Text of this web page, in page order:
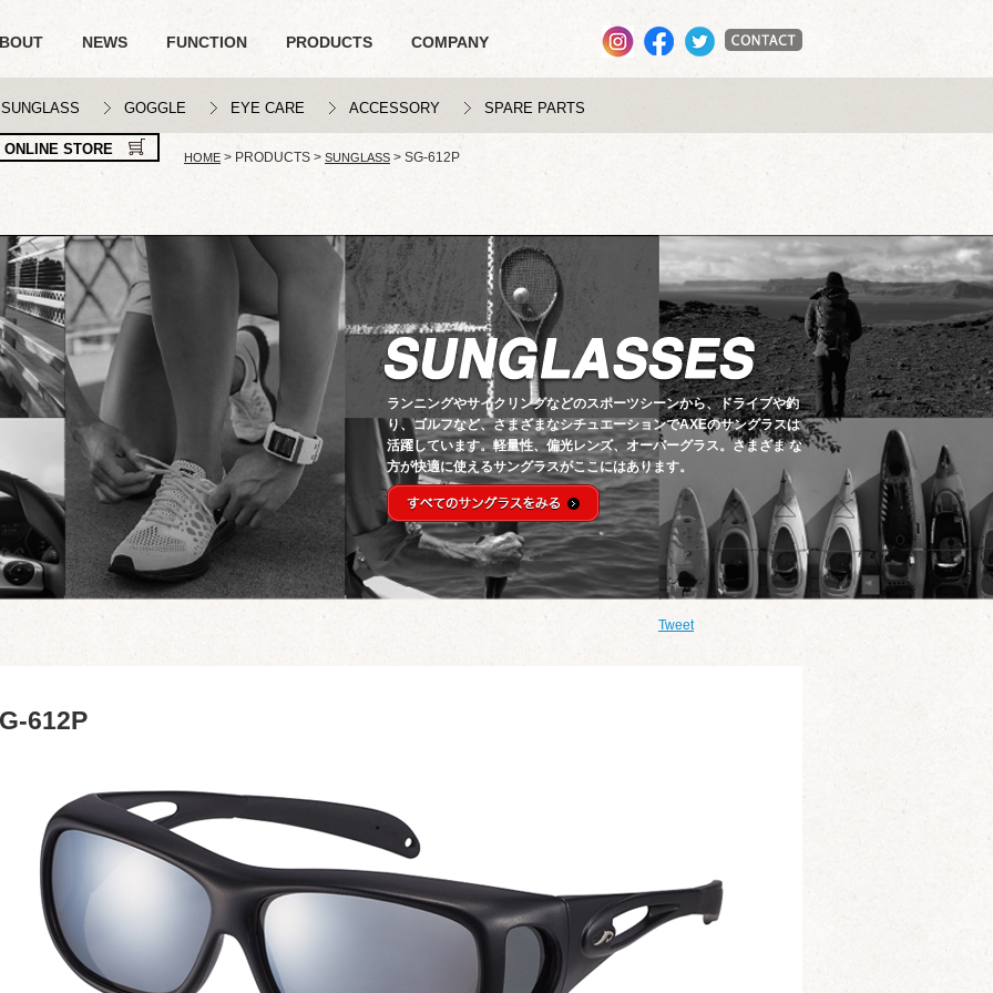
NEWS FUNCTION PRODUCTS COMPANY
SUNGLASS GOGGLE EYE CARE ACCESSORY SPARE PARTS
ONLINE STORE HOME > PRODUCTS > SUNGLASS > SG-612P
ランニングやサイクリングなどのスポーツシーンから、ドライブや釣
り、ゴルフなど、さまざまなシチュエーションでAXEのサングラスは
活躍しています。軽量性、偏光レンズ、オーバーグラス。さまざま な
方が快適に使えるサングラスがここにはあります。
Tweet
612P